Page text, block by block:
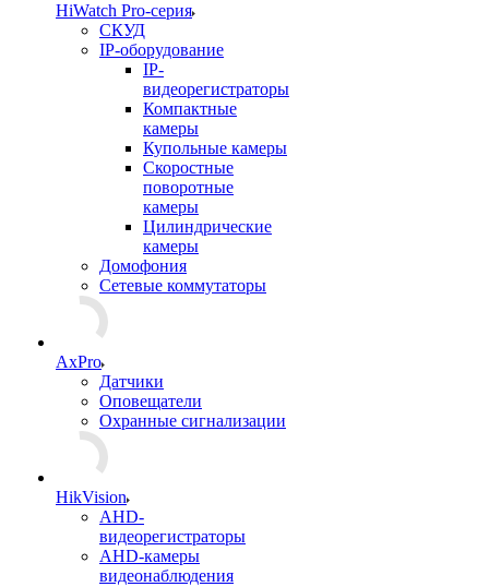
HiWatch Pro-серия
CКУД
IP-оборудование
IP-
видеорегистраторы
Компактные
камеры
Купольные камеры
Скоростные
поворотные
камеры
Цилиндрические
камеры
Домофония
Сетевые коммутаторы
AxPro
Датчики
Оповещатели
Охранные сигнализации
HikVision
AHD-
видеорегистраторы
AHD-камеры
видеонаблюдения